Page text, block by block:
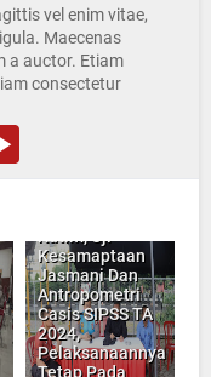
vel enim vitae,
Maecenas
a auctor. Etiam
consectetur
Kesamaptaan
Jasmani Dan
Antropometri
Casis SIPSS TA
2024,
Pelaksanaannya
Tetap Pada